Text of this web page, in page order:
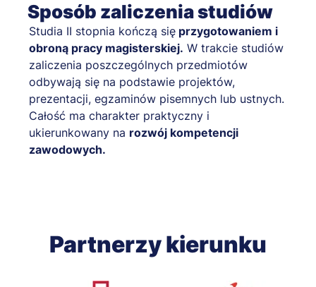
Sposób zaliczenia studiów
Studia II stopnia kończą się przygotowaniem i
obroną pracy magisterskiej. W trakcie studiów
zaliczenia poszczególnych przedmiotów
odbywają się na podstawie projektów,
prezentacji, egzaminów pisemnych lub ustnych.
Całość ma charakter praktyczny i
ukierunkowany na rozwój kompetencji
zawodowych.
Partnerzy kierunku